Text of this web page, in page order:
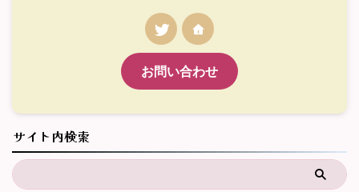
お問い合わせ
サイト内検索